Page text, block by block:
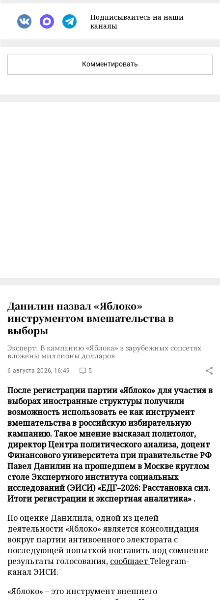
Подписывайтесь на наши
каналы
Комментировать
Данилин назвал «Яблоко»
инструментом вмешательства в
выборы
Эксперт: В кампанию «Яблока» в зарубежных соцсетях
вложены миллионы долларов
6 августа 2026, 16:49 5
После регистрации партии «Яблоко» для участия в
выборах иностранные структуры получили
возможность использовать ее как инструмент
вмешательства в российскую избирательную
кампанию. Такое мнение высказал политолог,
директор Центра политического анализа, доцент
Финансового университета при правительстве РФ
Павел Данилин на прошедшем в Москве круглом
столе Экспертного института социальных
исследований (ЭИСИ) «ЕДГ–2026: Расстановка сил.
Итоги регистрации и экспертная аналитика» .
По оценке Данилила, одной из целей
деятельности «Яблоко» является консолидация
вокруг партии антивоенного электората с
последующей попыткой поставить под сомнение
результаты голосования, сообщаетTelegram-
канал ЭИСИ.
«Яблоко» – это инструмент внешнего